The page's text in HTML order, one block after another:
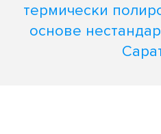
термически
основе